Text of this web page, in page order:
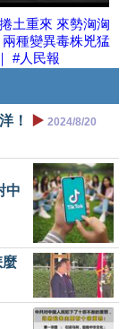
土重來 來勢洶洶
種變異毒株兇猛
｜ #人民報
！ ▶️ 2024/8/20
中
麼